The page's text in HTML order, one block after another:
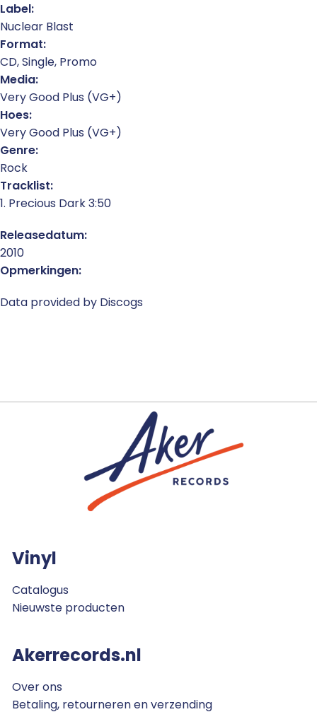
Label:
Nuclear Blast
Format:
CD, Single, Promo
Media:
Very Good Plus (VG+)
Hoes:
Very Good Plus (VG+)
Genre:
Rock
Tracklist:
1. Precious Dark 3:50
Releasedatum:
2010
Opmerkingen:
Data provided by Discogs
Vinyl
Catalogus
Nieuwste producten
Akerrecords.nl
Over ons
Betaling, retourneren en verzending